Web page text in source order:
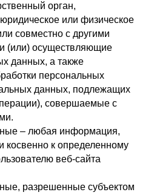
орган,
или физическое
совместно с другими
(или) осуществляющие
данных, а также
персональных
данных, подлежащих
совершаемые с
– любая информация,
косвенно к определенному
веб-сайта
разрешенные субъектом